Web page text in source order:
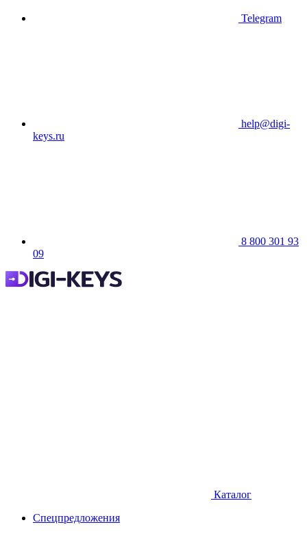
Telegram
help@digi-
keys.ru
8 800 301 93
09
Каталог
Спецпредложения